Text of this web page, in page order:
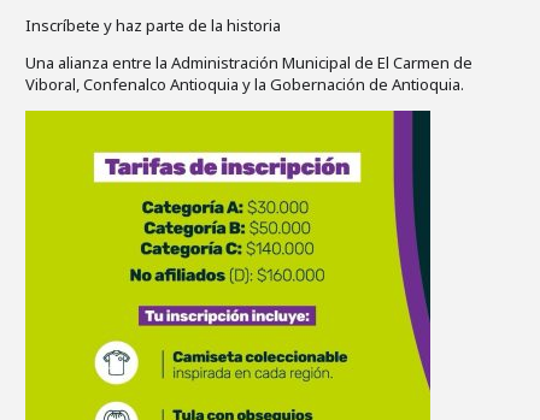
Inscríbete y haz parte de la historia
Una alianza entre la Administración Municipal de El Carmen de
Viboral, Confenalco Antioquia y la Gobernación de Antioquia.